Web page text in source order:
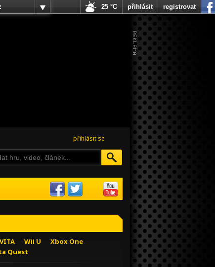
přihlásit se
VITA Wii U
Xbox One
Quest
25 °C přihlásit registrovat